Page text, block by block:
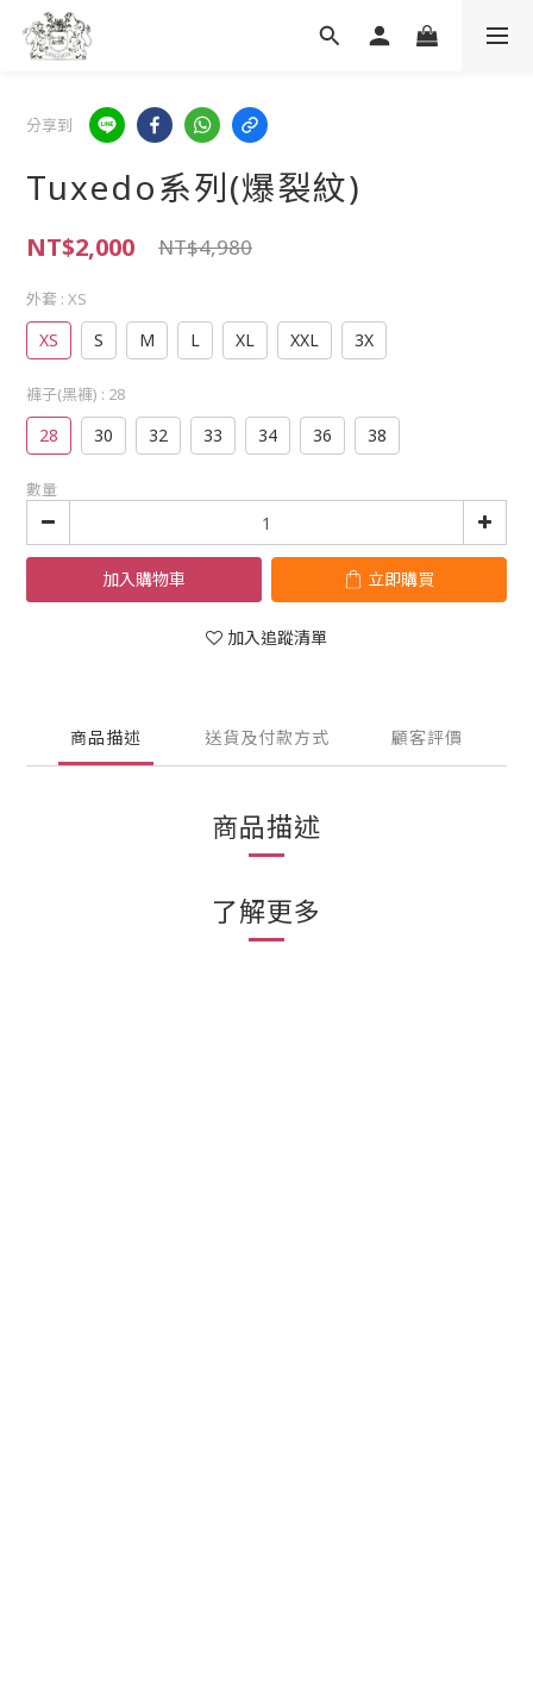
分享到
Tuxedo系列(爆裂紋)
NT$2,000 NT$4,980
外套 : XS
XS S M L XL XXL 3X
褲子(黑褲) : 28
28 30 32 33 34 36 38
數量
加入購物車 立即購買
加入追蹤清單
商品描述 送貨及付款方式 顧客評價
商品描述
了解更多